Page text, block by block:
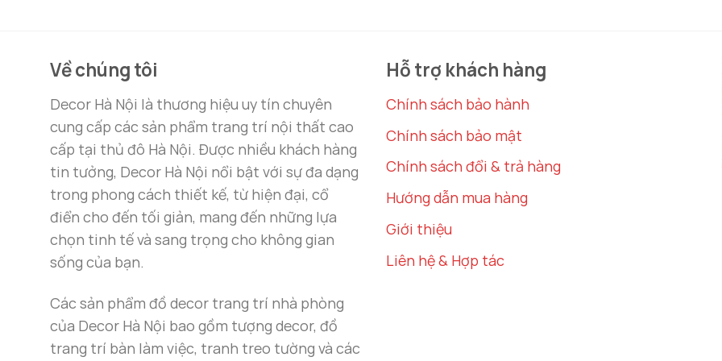
nên một sản phẩm không chỉ giúp bạn theo dõi thời gian mà còn làm nổi bật không gian phòng
tiết rườm rà nhưng vẫn giữ được sự sang trọng và hiện đại, phù hợp với phong cách của những
Về chúng tôi
Decor Hà Nội là thương hiệu uy tín chuyên
cung cấp các sản phẩm trang trí nội thất cao
cấp tại thủ đô Hà Nội. Được nhiều khách hàng
tin tưởng, Decor Hà Nội nổi bật với sự đa dạng
trong phong cách thiết kế, từ hiện đại, cổ
điển cho đến tối giản, mang đến những lựa
chọn tinh tế và sang trọng cho không gian
sống của bạn.
Các sản phẩm đồ decor trang trí nhà phòng
của Decor Hà Nội bao gồm tượng decor, đồ
trang trí bàn làm việc, tranh treo tường và các
Hỗ trợ khách hàng
Chính sách bảo hành
Chính sách bảo mật
Chính sách đổi & trả hàng
Hướng dẫn mua hàng
Giới thiệu
Liên hệ & Hợp tác